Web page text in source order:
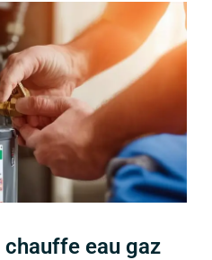
eau gaz